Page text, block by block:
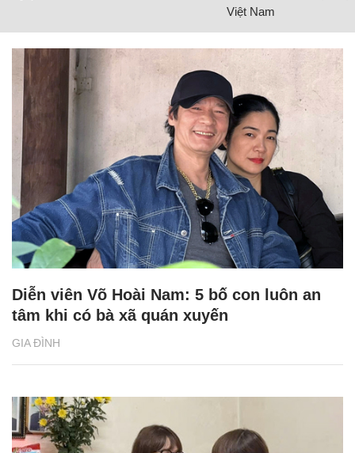
Việt Nam
GIA ĐÌNH
Diễn viên Võ Hoài Nam: 5 bố con luôn an
tâm khi có bà xã quán xuyến